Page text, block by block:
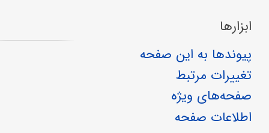
ابزارها
پیوندها به این صفحه
تغییرات مرتبط
صفحه‌های ویژه
اطلاعات صفحه